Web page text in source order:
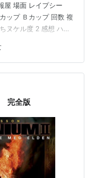
屋 場面 レイプシー
ップ Ｂカップ 回数 複
ヌケル度 2 感想 ハリ
完全版